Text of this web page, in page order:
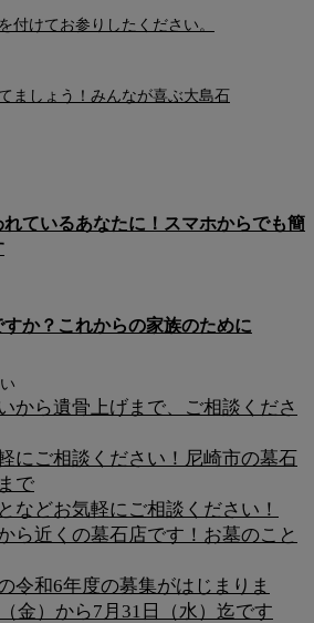
付けてお参りしたください。
ましょう！みんなが喜ぶ大島石
ているあなたに！スマホからでも簡
か？これからの家族のために
から遺骨上げまで、ご相談くださ
にご相談ください！尼崎市の墓石
で
などお気軽にご相談ください！
ら近くの墓石店です！お墓のこと
令和6年度の募集がはじまりま
金）から7月31日（水）迄です